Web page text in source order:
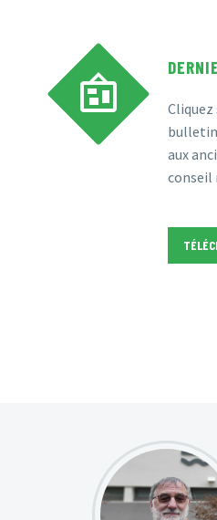


aux
conseil